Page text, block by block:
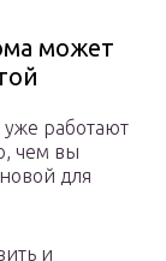
может
уже работают
чем вы
для
и